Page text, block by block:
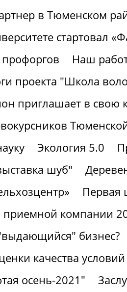
в Тюменском
стартовал
Наш
проекта "Школа
приглашает в свою
Экология 5.0
шуб"
Первая
приемной компании
бизнес?
качества
осень-2021"